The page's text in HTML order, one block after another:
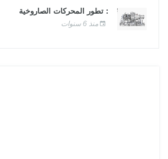
: تطور المحركات الصاروخية
منذ 6 سنوات